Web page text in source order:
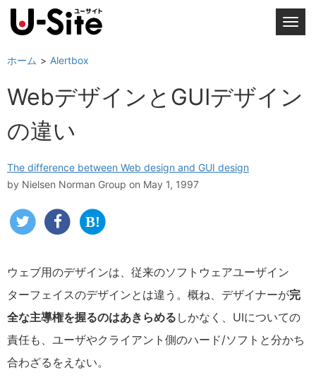
T
ホーム Alertbox
WebデザインとGUIデザイン
の違い
The difference between Web design and GUI design
by Nielsen Norman Group on May 1, 1997
ウェブ用のデザインは、従来のソフトウェアユーザイン
ターフェイスのデザインとは違う。概ね、デザイナーが完
全な主導権を握るのはあきらめる しかなく、UIについての
責任も、ユーザやクライアント側のハード/ソフトと分かち
合わざるをえない。